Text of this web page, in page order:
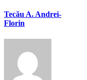
Tecău A. Andrei-
Florin